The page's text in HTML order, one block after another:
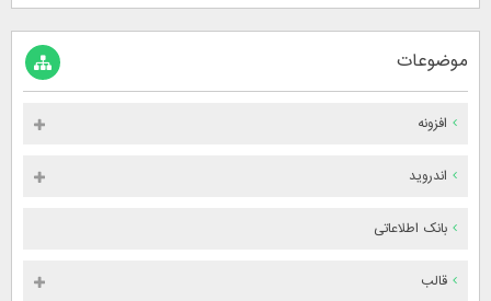
موضوعات
افزونه
اندروید
بانک اطلاعاتی
قالب